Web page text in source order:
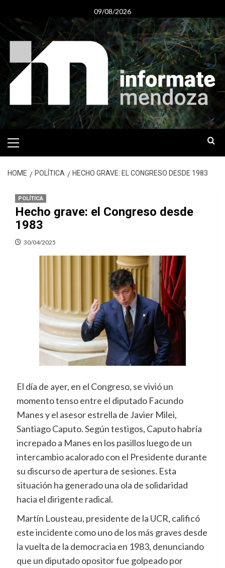
content
09/08/2026
Menu
HOME POLÍTICA HECHO GRAVE: EL CONGRESO DESDE 1983
POLÍTICA
Hecho grave: el Congreso desde
1983
30/04/2025
El día de ayer, en el Congreso, se vivió un
momento tenso entre el diputado Facundo
Manes y el asesor estrella de Javier Milei,
Santiago Caputo. Según testigos, Caputo habría
increpado a Manes en los pasillos luego de un
intercambio acalorado con el Presidente durante
su discurso de apertura de sesiones. Esta
situación ha generado una ola de solidaridad
hacia el dirigente radical.
Martín Lousteau, presidente de la UCR, calificó
este incidente como uno de los más graves desde
la vuelta de la democracia en 1983, denunciando
que un diputado opositor fue golpeado por